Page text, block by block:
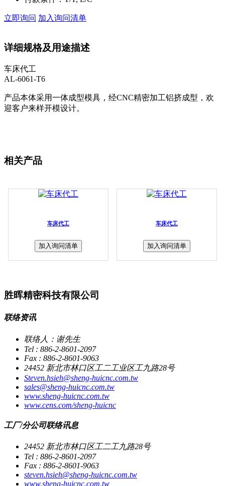
立即询问 加入询问清单
详细规格及用途描述
车床代工
AL-6061-T6
产品本体采用一体成型模具，经CNC精密加工铝挤成型，欢
迎客户来样开模设计。
相关产品
车床代工
加入询问清单
车床代工
加入询问清单
胜晖精密科技有限公司
联络资讯
联络人：谢先生
Tel : 886-2-8601-2097
Fax : 886-2-8601-9063
24452 新北市林口区工二工业区工九路28号
Steven.hsieh@sheng-huicnc.com.tw
sales@sheng-huicnc.com.tw
www.sheng-huicnc.com.tw
www.cens.com/sheng-huicnc
工厂/分公司联络讯息
24452 新北市林口区工二工九路28号
Tel : 886-2-8601-2097
Fax : 886-2-8601-9063
steven.hsieh@sheng-huicnc.com.tw
www.sheng-huicnc.com.tw